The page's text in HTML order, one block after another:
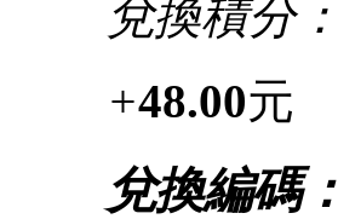
兌換積分：
+48.00元
兌換編碼：